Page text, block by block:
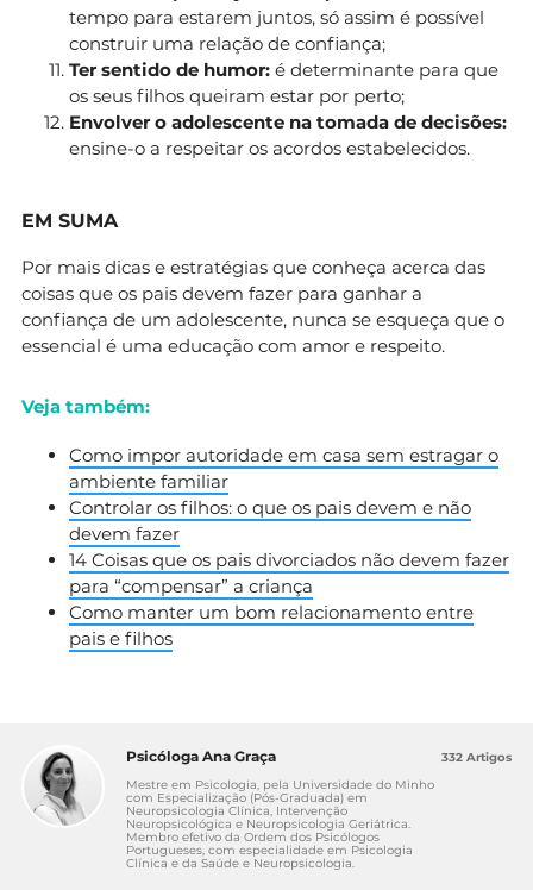
tempo para estarem juntos, só assim é possível
construir uma relação de confiança;
Ter sentido de humor: é determinante para que
os seus filhos queiram estar por perto;
Envolver o adolescente na tomada de decisões:
ensine-o a respeitar os acordos estabelecidos.
EM SUMA
Por mais dicas e estratégias que conheça acerca das
coisas que os pais devem fazer para ganhar a
confiança de um adolescente, nunca se esqueça que o
essencial é uma educação com amor e respeito.
Veja também:
Como impor autoridade em casa sem estragar o
ambiente familiar
Controlar os filhos: o que os pais devem e não
devem fazer
14 Coisas que os pais divorciados não devem fazer
para “compensar” a criança
Como manter um bom relacionamento entre
pais e filhos
Psicóloga Ana Graça
Mestre em Psicologia, pela Universidade do Minho
com Especialização (Pós-Graduada) em
Neuropsicologia Clínica, Intervenção
Neuropsicológica e Neuropsicologia Geriátrica.
Membro efetivo da Ordem dos Psicólogos
Portugueses, com especialidade em Psicologia
Clínica e da Saúde e Neuropsicologia.
332 Artigos